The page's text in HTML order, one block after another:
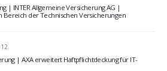
| INTER Allgemeine Versicherung AG |
Bereich der Technischen Versicherungen
| AXA erweitert Haftpflichtdeckung für IT-